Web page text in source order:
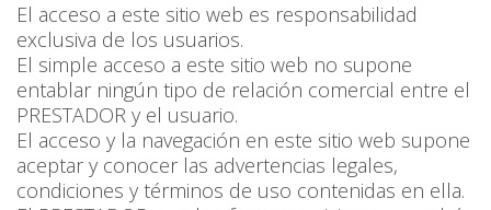
El acceso a este sitio web es responsabilidad
exclusiva de los usuarios.
El simple acceso a este sitio web no supone
entablar ningún tipo de relación comercial entre el
PRESTADOR y el usuario.
El acceso y la navegación en este sitio web supone
aceptar y conocer las advertencias legales,
condiciones y términos de uso contenidas en ella.